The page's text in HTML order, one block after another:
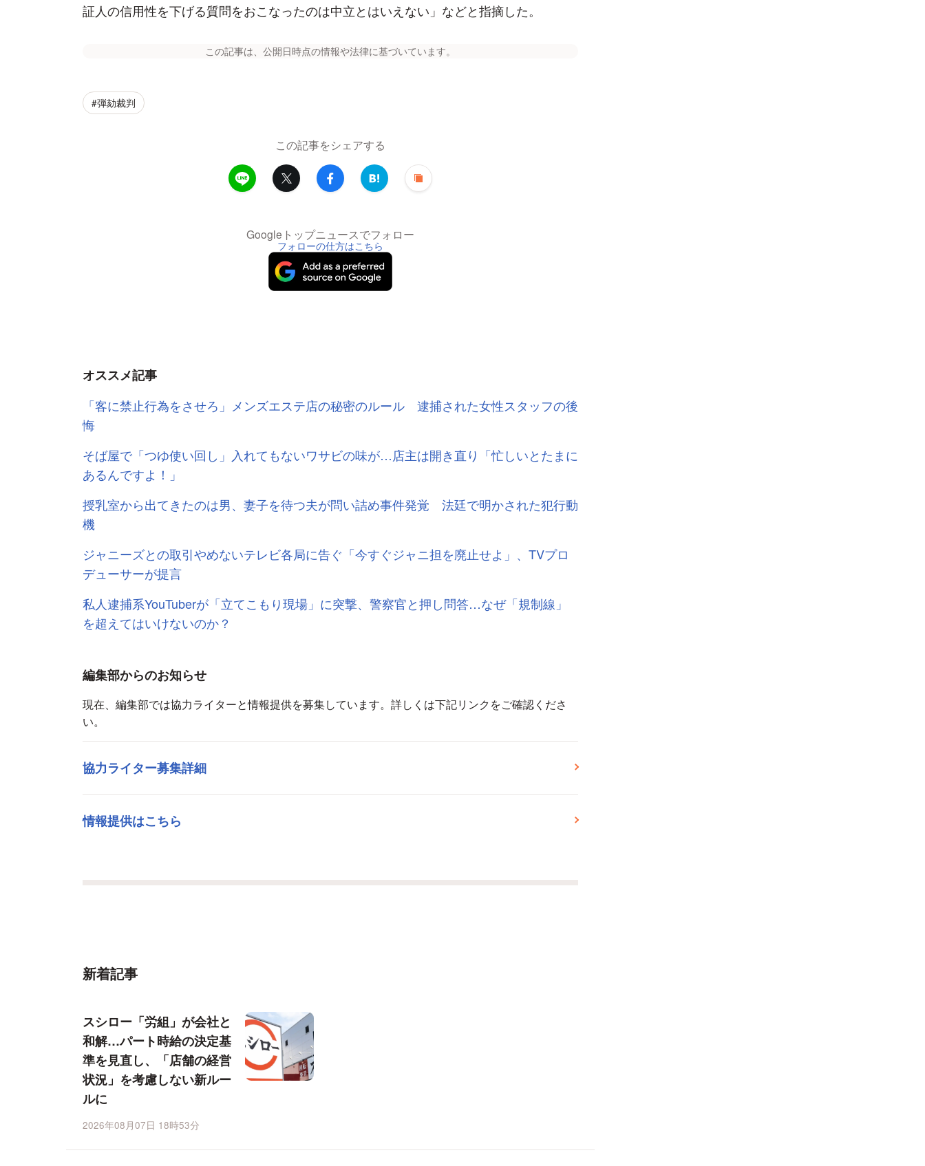
証人の信用性を下げる質問をおこなったのは中立とはいえない」などと指摘した。
この記事は、公開日時点の情報や法律に基づいています。
#弾劾裁判
この記事をシェアする
Googleトップニュースでフォロー
フォローの仕方はこちら
オススメ記事
「客に禁止行為をさせろ」メンズエステ店の秘密のルール 逮捕された女性スタッフの後
悔
そば屋で「つゆ使い回し」入れてもないワサビの味が…店主は開き直り「忙しいとたまに
あるんですよ！」
授乳室から出てきたのは男、妻子を待つ夫が問い詰め事件発覚 法廷で明かされた犯行動
機
ジャニーズとの取引やめないテレビ各局に告ぐ「今すぐジャニ担を廃止せよ」、TVプロ
デューサーが提言
私人逮捕系YouTuberが「立てこもり現場」に突撃、警察官と押し問答…なぜ「規制線」
を超えてはいけないのか？
編集部からのお知らせ
現在、編集部では協力ライターと情報提供を募集しています。詳しくは下記リンクをご確認くださ
い。
協力ライター募集詳細
情報提供はこちら
新着記事
スシロー「労組」が会社と
和解…パート時給の決定基
準を見直し、「店舗の経営
状況」を考慮しない新ルー
ルに
2026年08月07日 18時53分